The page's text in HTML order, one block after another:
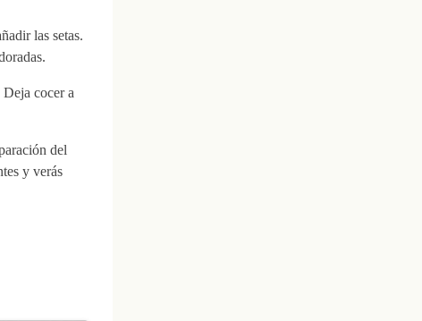
las setas.
cocer a
del
y verás